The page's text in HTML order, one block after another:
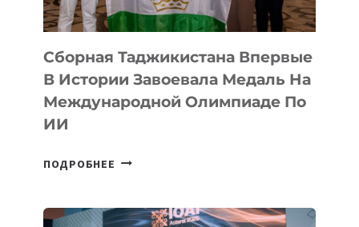
STEPPE
Сборная Таджикистана Впервые
В Истории Завоевала Медаль На
Международной Олимпиаде По
ИИ
ПОДРОБНЕЕ СБОРНАЯ
В